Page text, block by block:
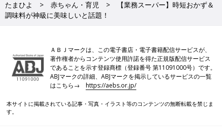
たまひよ 赤ちゃん・育児
【業務スーパー】時短おかず＆
調味料が神級に美味しいと話題！
ＡＢＪマークは、この電子書店・電子書籍配信サービスが、
著作権者からコンテンツ使用許諾を得た正規版配信サービス
であることを示す登録商標（登録番号 第11091000号）です。
ABJマークの詳細、ABJマークを掲示しているサービスの一覧
はこちら→https://aebs.or.jp/
本サイトに掲載されている記事・写真・イラスト等のコンテンツの無断転載を禁じま
す。